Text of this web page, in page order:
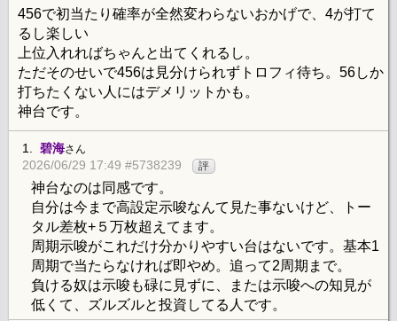
456で初当たり確率が全然変わらないおかげで、4が打て
るし楽しい
上位入れればちゃんと出てくれるし。
ただそのせいで456は見分けられずトロフィ待ち。56しか
打ちたくない人にはデメリットかも。
神台です。
1. 碧海さん
2026/06/29 17:49 #5738239 評
神台なのは同感です。
自分は今まで高設定示唆なんて見た事ないけど、トー
タル差枚+５万枚超えてます。
周期示唆がこれだけ分かりやすい台はないです。基本1
周期で当たらなければ即やめ。追って2周期まで。
負ける奴は示唆も碌に見ずに、または示唆への知見が
低くて、ズルズルと投資してる人です。